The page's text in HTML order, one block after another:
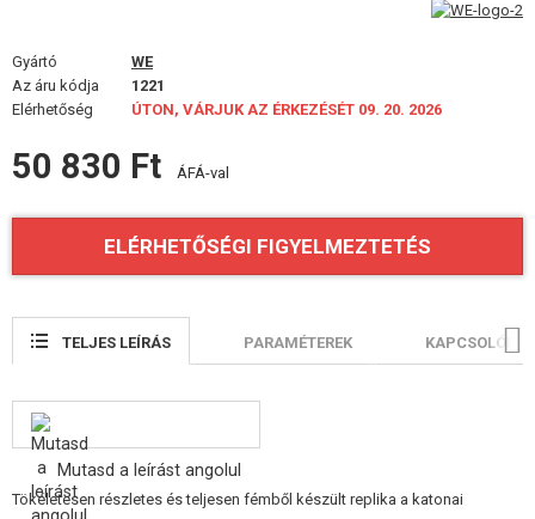
ÖNVÉDELMI FELSZERELÉSEK, KÉPZÉS, KÉSEK
ÉLELMISZER
SÉRÜLT, HASZNÁLT ÁRUK
HÍREK
Gyártó
WE
Az áru kódja
1221
Elérhetőség
ÚTON, VÁRJUK AZ ÉRKEZÉSÉT 09. 20. 2026
50 830 Ft ÁFÁ-val
ELÉRHETŐSÉGI FIGYELMEZTETÉS
TELJES LEÍRÁS PARAMÉTEREK KAPCSOLÓDÓ
Mutasd a leírást angolul
Tökéletesen részletes és teljesen fémből készült replika a katonai